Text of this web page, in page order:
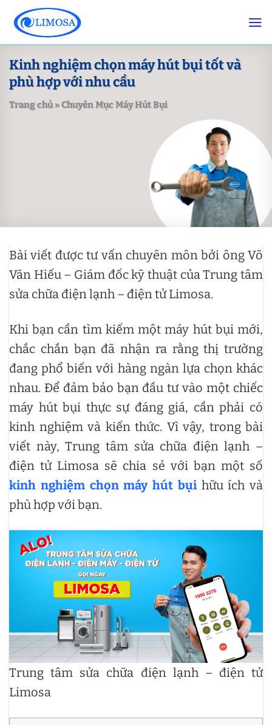
content
Kinh nghiệm chọn máy hút bụi tốt và
phù hợp với nhu cầu
Trang chủ»Chuyên Mục Máy Hút Bụi
Bài viết được tư vấn chuyên môn bởi ông Võ
Văn Hiếu – Giám đốc kỹ thuật của Trung tâm
sửa chữa điện lạnh – điện tử Limosa.
Khi bạn cần tìm kiếm một máy hút bụi mới,
chắc chắn bạn đã nhận ra rằng thị trường
đang phổ biến với hàng ngàn lựa chọn khác
nhau. Để đảm bảo bạn đầu tư vào một chiếc
máy hút bụi thực sự đáng giá, cần phải có
kinh nghiệm và kiến thức. Vì vậy, trong bài
viết này, Trung tâm sửa chữa điện lạnh –
điện tử Limosa sẽ chia sẻ với bạn một số
kinh nghiệm chọn máy hút bụihữu ích và
phù hợp với bạn.
Trung tâm sửa chữa điện lạnh – điện tử
Limosa